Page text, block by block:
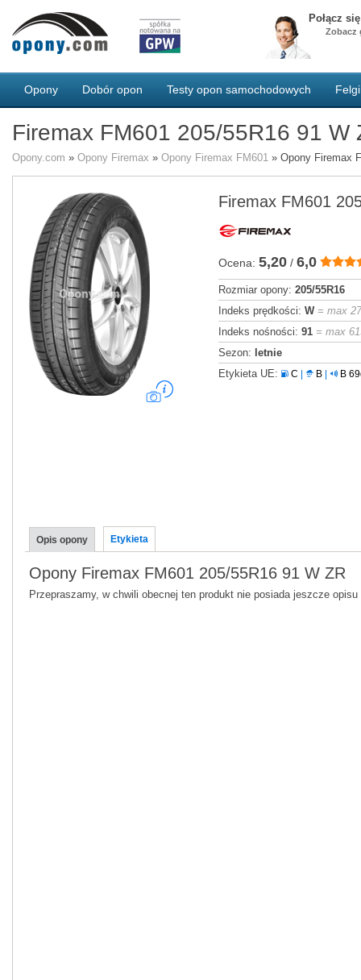
Połącz
Zobacz
Opony Dobór opon Testy opon samochodowych
Firemax FM601 205/55R16 91 W
Opony.com » Opony Firemax » Opony Firemax FM601 » Opony Firemax
Firemax FM601
Ocena: 5,20 / 6,0
Rozmiar opony: 205/55R16
Indeks prędkości: W = max
Indeks nośności: 91 = max
Sezon: letnie
Etykieta UE:
C B B
Opis opony Etykieta
Opony Firemax FM601 205/55R16 91 W ZR
Przepraszamy, w chwili obecnej ten produkt nie posiada jeszcze opisu